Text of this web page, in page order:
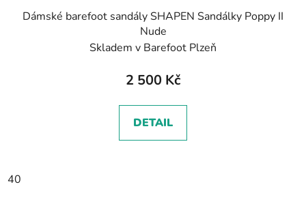
Dámské barefoot sandály SHAPEN Sandálky Poppy II
Nude
Skladem v Barefoot Plzeň
2 500 Kč
DETAIL
40